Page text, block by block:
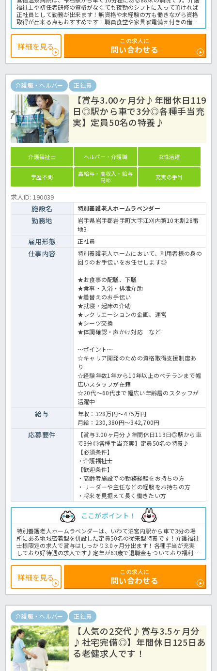
福祉士や初任者研修の資格がなくても夜勤のシフトに入って頂ければ
正社員として勤務が出来ます！無資格や未経験の方も働きながら資格
取得が出来る点もおすすめです！職員食堂や家具家電備え付きの借り
上げ住宅もあるので、寮付でお仕事をお探しの方にもピッタリの求人
です！お給料・お休みのバランスが取れた好条件求人です！気になる
方はほっ介護までお問い合わせください♪病院での介護業務全般で
す。
＜介護職 正職員 病院の求人＞
詳細を見る
この求人に
問い合わせる
介護職・ヘルパー 正社員
【賞与3.00ヶ月分♪年間休日119
日◎駅から車で3分◎各種手当充
実】定員50名の特養♪
介護福祉士 ヘルパー・介護職 女性活躍
学歴不問
高給与・高収入・給与
高め
充実の手当
求人ID: 190039
施設名 特別養護老人ホームラベンダー
勤務地
岩手県岩手郡岩手町大字江刈内第10地割28番
地3
雇用形態 正社員
仕事内容
特別養護老人ホームにおいて、利用者様の身の
回りのお手伝いをお任せします◎
★お食事の配膳、下膳
★食事・入浴・排泄介助
★着替えのお手伝い
★就寝・起床の介助
★レクリエーションの企画、運営
★シーツ交換
★体調確認・声かけ対応 など
～ポイント～
☆キャリア開発のための資格取得支援制度あ
り
☆経験年数1年から10年以上のベテランまで幅
広いスタッフが在籍
☆20代～60代まで幅広い年齢層のスタッフが
活躍中
給与
年収：328万円～475万円
月給：230,380円～342,700円
応募要件
【賞与3.00ヶ月分♪年間休日119日◎駅から車
で3分◎各種手当充実】定員50名の特養♪
【必須条件】
・介護福祉士
【歓迎条件】
・高齢者施設での勤務経験をお持ちの方
・リーダーや主任などの経験をお持ちの方
・将来を見据えて長く働きたい方
ここがポイント！
特別養護老人ホームラベンダーは、いわて沼宮内駅から車で3分の場
所にある地域密着型を併設した定員50名の従来型特養です！介護福祉
士様限定の求人で賞与はしっかり3.0ヶ月分出ます！各種手当が充実
しており好待遇の求人です♪定年が63歳で退職金もついており福利厚
生も充実の内容です！年間休日も119日あるので頑張って働いた分し
っかり休める環境なのもおすすめです！ご興味ある方はほっ介護まで
お気軽にお問い合わせください！特養での介護業務全般です。
＜介護職 正職員 特養の求人＞
詳細を見る
この求人に
問い合わせる
介護職・ヘルパー 正社員
【人気の2交代♪賞与3.5ヶ月分
♪社宅完備◎】年間休日125日あ
る老健求人です！